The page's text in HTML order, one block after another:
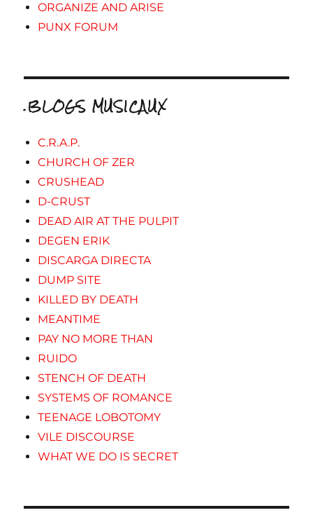
ORGANIZE AND ARISE
PUNX FORUM
.BLOGS MUSICAUX
C.R.A.P.
CHURCH OF ZER
CRUSHEAD
D-CRUST
DEAD AIR AT THE PULPIT
DEGEN ERIK
DISCARGA DIRECTA
DUMP SITE
KILLED BY DEATH
MEANTIME
PAY NO MORE THAN
RUIDO
STENCH OF DEATH
SYSTEMS OF ROMANCE
TEENAGE LOBOTOMY
VILE DISCOURSE
WHAT WE DO IS SECRET